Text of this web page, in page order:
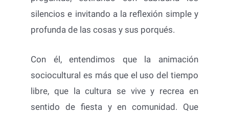
silencios e invitando a la reflexión simple y
profunda de las cosas y sus porqués.
Con él, entendimos que la animación
sociocultural es más que el uso del tiempo
libre, que la cultura se vive y recrea en
sentido de fiesta y en comunidad. Que